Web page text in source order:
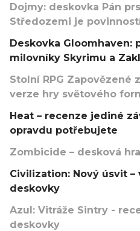
Dojmy: deskovka Pán
Středozemi je
Deskovka Gloomhaven:
milovníky Skyrimu a
Stolní RPG Zapovězené
verze hry světového
Heat – recenze jediné
opravdu potřebujete
Zombicide – desková
Civilization: Nový úsvit
deskovky
Azul: Vitráže Sintry -
deskovky